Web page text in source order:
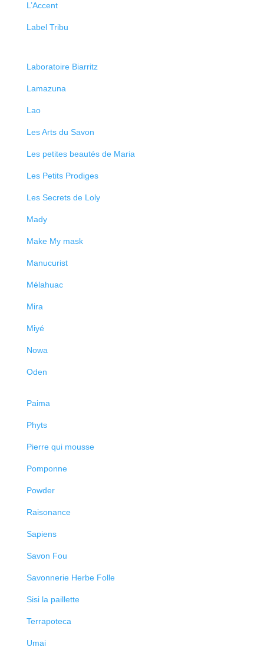
L’Accent
Label Tribu
Laboratoire Biarritz
Lamazuna
Lao
Les Arts du Savon
Les petites beautés de Maria
Les Petits Prodiges
Les Secrets de Loly
Mady
Make My mask
Manucurist
Mélahuac
Mira
Miyé
Nowa
Oden
Paima
Phyts
Pierre qui mousse
Pomponne
Powder
Raisonance
Sapiens
Savon Fou
Savonnerie Herbe Folle
Sisi la paillette
Terrapoteca
Umai